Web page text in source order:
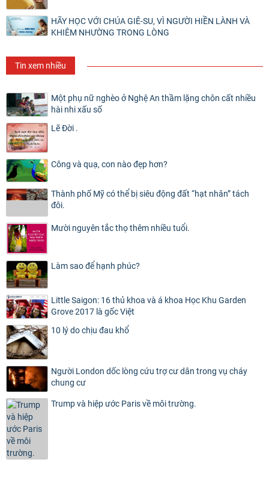
HÃY HỌC VỚI CHÚA GIÊ-SU, VÌ NGƯỜI HIỀN LÀNH VÀ
KHIÊM NHƯỜNG TRONG LÒNG
Tin xem nhiều
Một phụ nữ nghèo ở Nghệ An thầm lặng chôn cất nhiều
hài nhi xấu số
Lẽ Đời .
Công và quạ, con nào đẹp hơn?
Thành phố Mỹ có thể bị siêu động đất “hạt nhân” tách
đôi.
Mười nguyên tắc thọ thêm nhiều tuổi.
Làm sao để hạnh phúc?
Little Saigon: 16 thủ khoa và á khoa Học Khu Garden
Grove 2017 là gốc Việt
10 lý do chịu đau khổ
Người London dốc lòng cứu trợ cư dân trong vụ cháy
chung cư
Trump và hiệp ước Paris về môi trường.